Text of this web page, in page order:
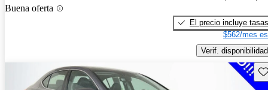
Buena oferta
El precio incluye tasas
$562/mes
Verif. disponibilidad